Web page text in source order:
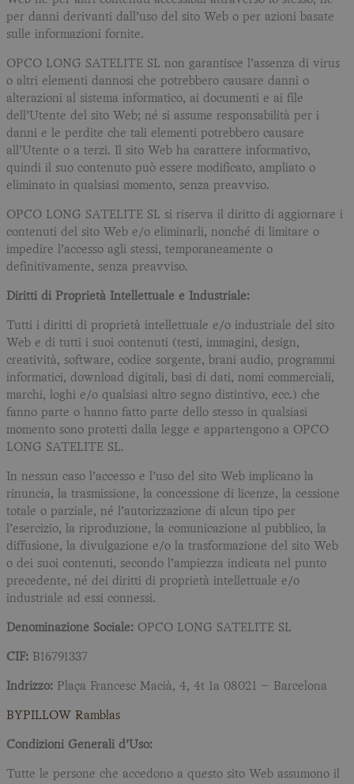
per danni derivanti dall’uso del sito Web o per azioni basate
sulle informazioni fornite.
OPCO LONG SATELITE SL non garantisce l’assenza di virus
o altri elementi dannosi che potrebbero causare danni o
alterazioni al sistema informatico, ai documenti e ai file
dell’Utente del sito Web; né si assume responsabilità per i
danni e le perdite che tali elementi potrebbero causare
all’Utente o a terzi. Il sito Web ha carattere informativo,
quindi il suo contenuto può essere modificato, ampliato o
eliminato in qualsiasi momento, senza preavviso.
OPCO LONG SATELITE SL si riserva il diritto di aggiornare i
contenuti del sito Web e/o eliminarli, nonché di limitare o
impedire l’accesso agli stessi, temporaneamente o
definitivamente, senza preavviso.
Diritti di Proprietà Intellettuale e Industriale:
Tutti i diritti di proprietà intellettuale e/o industriale del sito
Web e di tutti i suoi contenuti (testi, immagini, design,
creatività, software, codice sorgente, brani audio, programmi
informatici, download digitali, basi di dati, nomi commerciali,
marchi, loghi e/o qualsiasi altro segno distintivo, ecc.) che
fanno parte o hanno fatto parte dello stesso in qualsiasi
momento sono protetti dalla legge e appartengono a OPCO
LONG SATELITE SL.
In nessun caso l’accesso e l’uso del sito Web implicano la
rinuncia, la trasmissione, la concessione di licenze, la cessione
totale o parziale, né l’autorizzazione di alcun tipo per
l’esercizio, la riproduzione, la comunicazione al pubblico, la
diffusione, la divulgazione e/o la trasformazione del sito Web
o dei suoi contenuti, secondo l’ampiezza indicata nel punto
precedente, né dei diritti di proprietà intellettuale e/o
industriale ad essi connessi.
Denominazione Sociale: OPCO LONG SATELITE SL
CIF: B16791337
Indrizzo: Plaça Francesc Macià, 4, 4t 1a 08021 – Barcelona
BYPILLOW Ramblas
Condizioni Generali d’Uso:
Tutte le persone che accedono a questo sito Web assumono il